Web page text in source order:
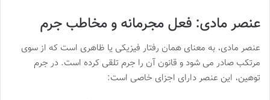
عنصر مادی: فعل مجرمانه و مخاطب جرم
عنصر مادی، به معنای همان رفتار فیزیکی یا ظاهری است که از سوی
مرتکب صادر می شود و قانون آن را جرم تلقی کرده است. در جرم
توهین، این عنصر دارای اجزای خاصی است: